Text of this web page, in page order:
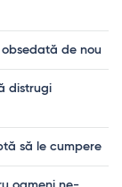
de nou
distrugi
să le cumpere